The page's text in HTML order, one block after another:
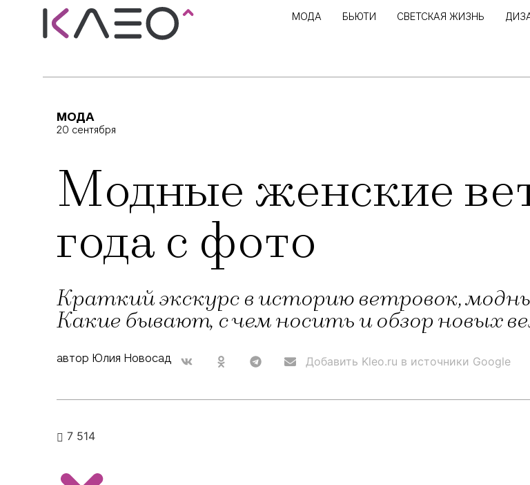
МОДА БЬЮТИ СВЕТСКАЯ ЖИЗНЬ
МОДА
20 сентября
Модные женские
года с фото
Краткий экскурс в историю ветровок,
Какие бывают, с чем носить и обзор новых
автор Юлия Новосад Добавить Kleo.ru в источники Google
7 514